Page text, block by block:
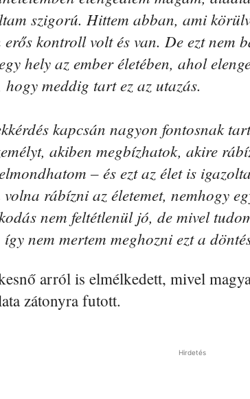
szigorú. Hittem abban, ami
kontroll volt és van. De ezt nem
hely az ember életében, ahol
meddig tart ez az utazás.
kapcsán nagyon fontosnak
akiben megbízhatok, akire
– és ezt az élet is
volna rábízni az életemet, nemhogy
nem feltétlenül jó, de mivel
nem mertem meghozni ezt a
arról is elmélkedett, mivel
zátonyra futott.
Hirdetés